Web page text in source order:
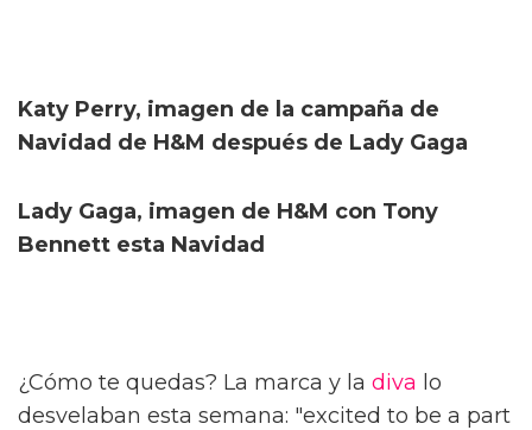
Katy Perry, imagen de la campaña de
Navidad de H&M después de Lady Gaga
Lady Gaga, imagen de H&M con Tony
Bennett esta Navidad
¿Cómo te quedas? La marca y la diva lo
desvelaban esta semana: "excited to be a part